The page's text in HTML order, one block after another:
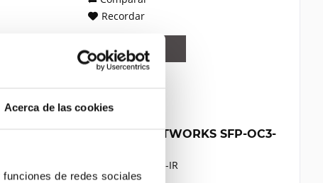
Acerca de las cookies
de redes sociales
Recordar
DETALLES
JUNIPER NETWORKS SFP-OC3-
Juniper SFP-OC3-IR